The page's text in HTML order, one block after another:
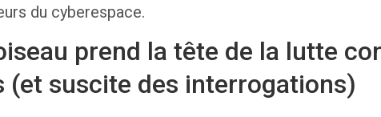
du cyberespace.
prend la tête de la lutte
(et suscite des interrogations)